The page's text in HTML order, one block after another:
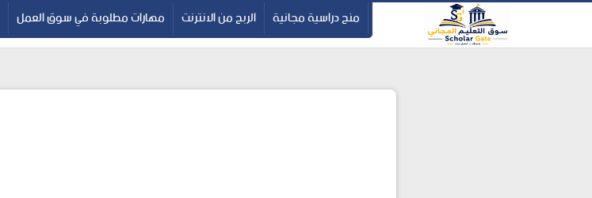
--> منح دراسية مجانية الربح من الانترنت مهارات مطلوبة في سوق العمل